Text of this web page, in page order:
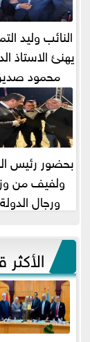
النائب وليد
يهنئ الاستاذ
محمود
تكليفة قائم
...
بحضور رئيس
ولفيف من
ورجال
ومحمد...
الأكثر